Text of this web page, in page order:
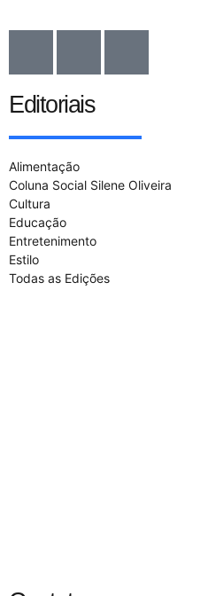
Editoriais
Alimentação
Coluna Social Silene Oliveira
Cultura
Educação
Entretenimento
Estilo
Todas as Edições